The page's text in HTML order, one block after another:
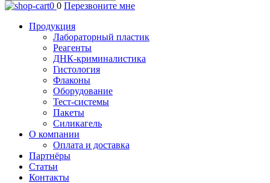
0 0 Перезвоните мне
Продукция
Лабораторный пластик
Реагенты
ДНК-криминалистика
Гистология
Флаконы
Оборудование
Тест-системы
Пакеты
Силикагель
О компании
Оплата и доставка
Партнёры
Статьи
Контакты